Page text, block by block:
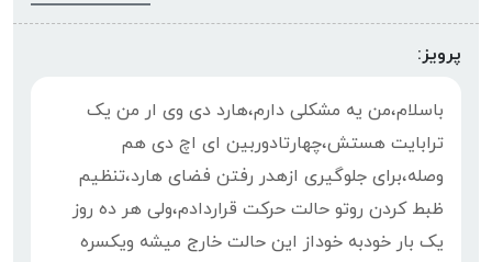
پرویز:
باسلام،من یه مشکلی دارم،هارد دی وی ار من یک
ترابایت هستش،چهارتادوربین ای اچ دی هم
وصله،برای جلوگیری ازهدر رفتن فضای هارد،تنظیم
ظبط کردن روتو حالت حرکت قراردادم،ولی هر ده روز
یک بار خودبه خوداز این حالت خارج میشه ویکسره